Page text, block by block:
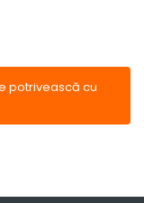
potrivească cu